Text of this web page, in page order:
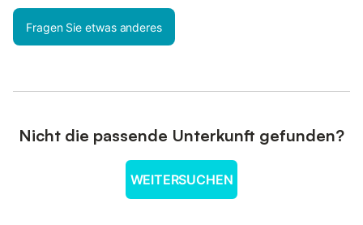
Fragen Sie etwas anderes
Nicht die passende Unterkunft gefunden?
WEITERSUCHEN